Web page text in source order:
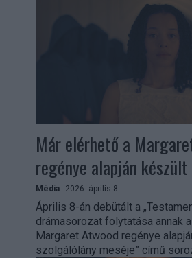
Már elérhető a
regénye alapján
Média 2026. április 8.
Április 8-án debütált a
drámasorozat folytatása annak
Margaret Atwood regénye
szolgálólány meséje” című